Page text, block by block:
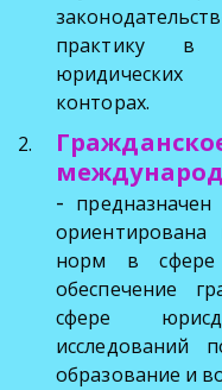
практику в
юридических
конторах.
-
норм в сфере
обеспечение
сфере
исследований
образование и